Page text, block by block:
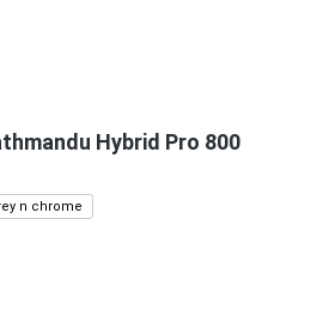
Hybrid Pro 800
n chrome